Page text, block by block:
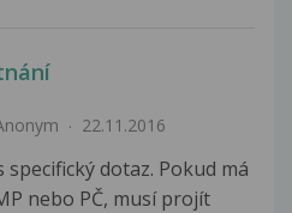
22.11.2016
dotaz. Pokud má
nebo PČ, musí projít